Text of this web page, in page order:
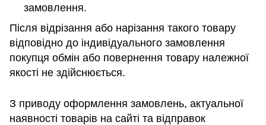
замовлення.
Після відрізання або нарізання такого товару
відповідно до індивідуального замовлення
покупця обмін або повернення товару належної
якості не здійснюється.
З приводу оформлення замовлень, актуальної
наявності товарів на сайті та відправок